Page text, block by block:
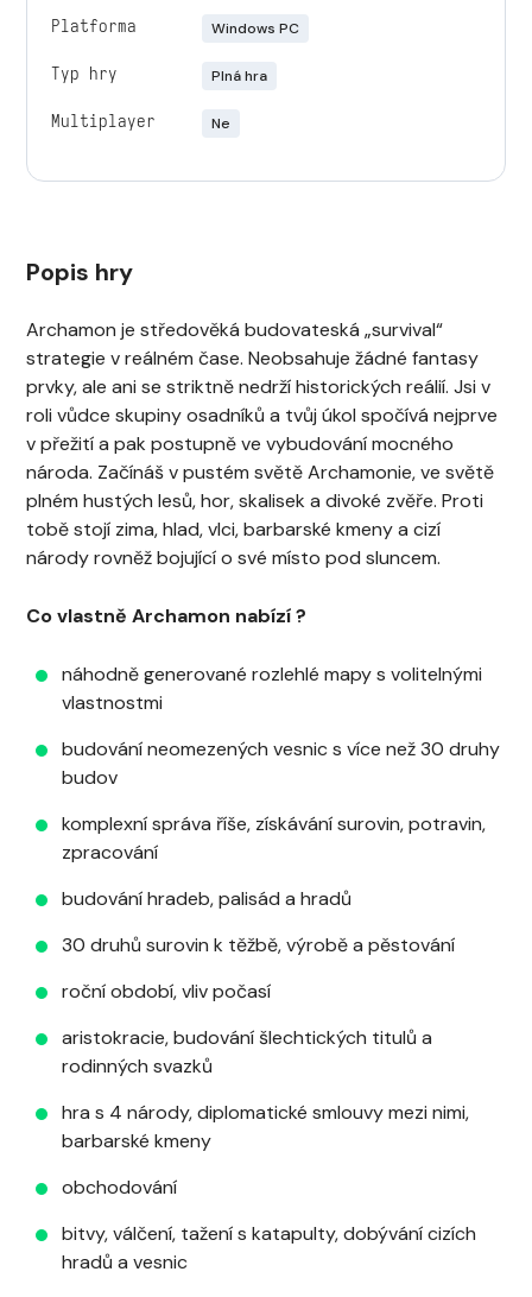
Platforma Windows PC
Typ hry Plná hra
Multiplayer Ne
Popis hry
Archamon je středověká budovateská „survival“
strategie v reálném čase. Neobsahuje žádné fantasy
prvky, ale ani se striktně nedrží historických reálií. Jsi v
roli vůdce skupiny osadníků a tvůj úkol spočívá nejprve
v přežití a pak postupně ve vybudování mocného
národa. Začínáš v pustém světě Archamonie, ve světě
plném hustých lesů, hor, skalisek a divoké zvěře. Proti
tobě stojí zima, hlad, vlci, barbarské kmeny a cizí
národy rovněž bojující o své místo pod sluncem.
Co vlastně Archamon nabízí ?
náhodně generované rozlehlé mapy s volitelnými
vlastnostmi
budování neomezených vesnic s více než 30 druhy
budov
komplexní správa říše, získávání surovin, potravin,
zpracování
budování hradeb, palisád a hradů
30 druhů surovin k těžbě, výrobě a pěstování
roční období, vliv počasí
aristokracie, budování šlechtických titulů a
rodinných svazků
hra s 4 národy, diplomatické smlouvy mezi nimi,
barbarské kmeny
obchodování
bitvy, válčení, tažení s katapulty, dobývání cizích
hradů a vesnic